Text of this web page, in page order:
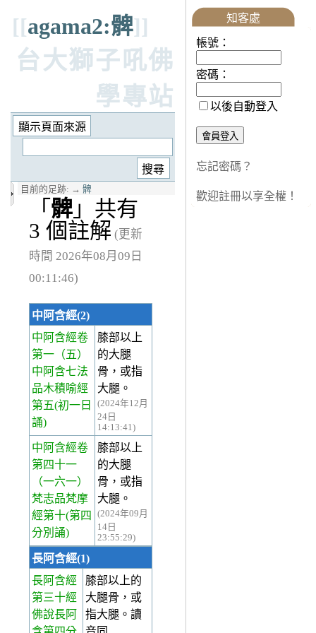
[[agama2:髀]]
台大獅子吼佛
學專站
目前的足跡: → 髀
「 髀 」共有
3 個註解 (更新
時間 2026年08月09日
00:11:46)
中阿含經(2)
中阿含經卷
第一 （五）
中阿含七法
品木積喻經
第五(初一日
誦)
膝部以上
的大腿
骨，或指
大腿。
(2024年12月
24日
14:13:41)
中阿含經卷
第四十一
（一六一）
梵志品梵摩
經第十(第四
分別誦)
膝部以上
的大腿
骨，或指
大腿。
(2024年09月
14日
23:55:29)
長阿含經(1)
長阿含經
第三十經
佛說長阿
膝部以上的
大腿骨，或
指大腿。讀
知客處
帳號：
密碼：
以後自動登入
忘記密碼？
歡迎註冊以享全權！